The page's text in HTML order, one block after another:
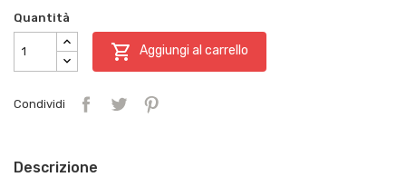
Quantità
 Aggiungi al carrello
Condividi
Descrizione